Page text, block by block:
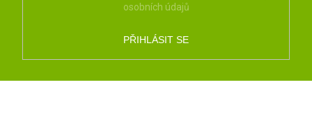
osobních údajů
PŘIHLÁSIT SE